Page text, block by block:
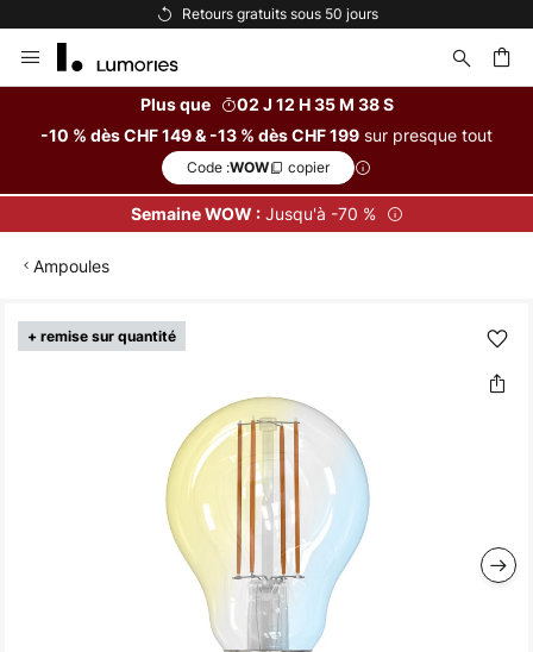
Retours gratuits sous 50 jours
Allez
au
Plus que
02 J 12 H 35 M 37 S
-10 % dès CHF 149 & -13 % dès CHF 199 sur presque tout
Code :WOW copier
Semaine WOW :Jusqu'à -70 %
Ampoules
+ remise sur quantité
Skip
to